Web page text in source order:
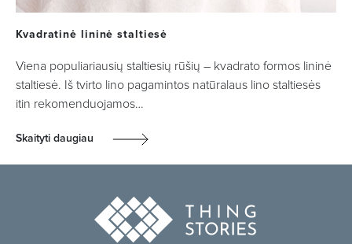
Kvadratinė lininė staltiesė
Viena populiariausių staltiesių rūšių – kvadrato formos lininė
staltiesė. Iš tvirto lino pagamintos natūralaus lino staltiesės
itin rekomenduojamos…
Skaityti daugiau